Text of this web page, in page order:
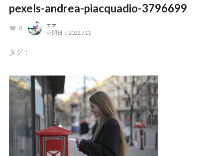
pexels-andrea-piacquadio-3796699
0 エマ
公開日：2022.7.11
タグ：